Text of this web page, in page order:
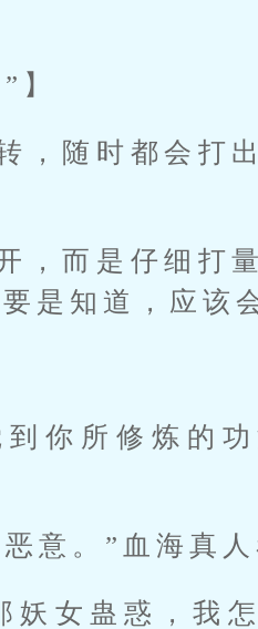
】
，随时都会打
，而是仔细打
是知道，应该
到你所修炼的
意。”血海真人
妖女蛊惑，我